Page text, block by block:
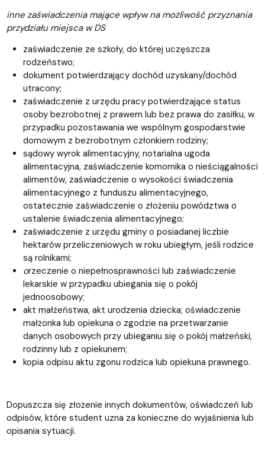
inne zaświadczenia mające wpływ na możliwość przyznania
przydziału miejsca w DS
zaświadczenie ze szkoły, do której uczęszcza
rodzeństwo;
dokument potwierdzający dochód uzyskany/dochód
utracony;
zaświadczenie z urzędu pracy potwierdzające status
osoby bezrobotnej z prawem lub bez prawa do zasiłku, w
przypadku pozostawania we wspólnym gospodarstwie
domowym z bezrobotnym członkiem rodziny;
sądowy wyrok alimentacyjny, notarialna ugoda
alimentacyjna, zaświadczenie komornika o nieściągalności
alimentów, zaświadczenie o wysokości świadczenia
alimentacyjnego z funduszu alimentacyjnego,
ostatecznie zaświadczenie o złożeniu powództwa o
ustalenie świadczenia alimentacyjnego;
zaświadczenie z urzędu gminy o posiadanej liczbie
hektarów przeliczeniowych w roku ubiegłym, jeśli rodzice
są rolnikami;
orzeczenie o niepełnosprawności lub zaświadczenie
lekarskie w przypadku ubiegania się o pokój
jednoosobowy;
akt małżeństwa, akt urodzenia dziecka; oświadczenie
małżonka lub opiekuna o zgodzie na przetwarzanie
danych osobowych przy ubieganiu się o pokój małżeński,
rodzinny lub z opiekunem;
kopia odpisu aktu zgonu rodzica lub opiekuna prawnego.
Dopuszcza się złożenie innych dokumentów, oświadczeń lub
odpisów, które student uzna za konieczne do wyjaśnienia lub
opisania sytuacji.